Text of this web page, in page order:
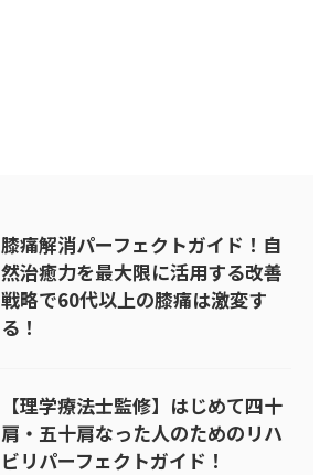
膝痛解消パーフェクトガイド！自
然治癒力を最大限に活用する改善
戦略で60代以上の膝痛は激変す
る！
【理学療法士監修】はじめて四十
肩・五十肩なった人のためのリハ
ビリパーフェクトガイド！